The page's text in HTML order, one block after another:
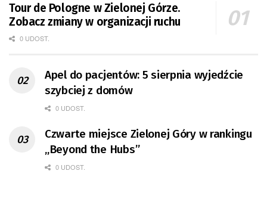
Tour de Pologne w Zielonej Górze.
Zobacz zmiany w organizacji ruchu
0 UDOST.
Apel do pacjentów: 5 sierpnia wyjedźcie
szybciej z domów
0 UDOST.
Czwarte miejsce Zielonej Góry w rankingu
„Beyond the Hubs”
0 UDOST.